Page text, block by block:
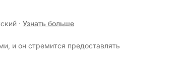
· Узнать больше
и он стремится предоставлять